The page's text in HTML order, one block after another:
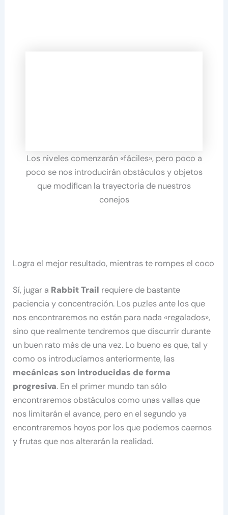
Los niveles comenzarán «fáciles», pero poco a
poco se nos introducirán obstáculos y objetos
que modifican la trayectoria de nuestros
conejos
Logra el mejor resultado, mientras te rompes el coco
Sí, jugar a Rabbit Trail requiere de bastante
paciencia y concentración. Los puzles ante los que
nos encontraremos no están para nada «regalados»,
sino que realmente tendremos que discurrir durante
un buen rato más de una vez. Lo bueno es que, tal y
como os introducíamos anteriormente, las
mecánicas son introducidas de forma
progresiva. En el primer mundo tan sólo
encontraremos obstáculos como unas vallas que
nos limitarán el avance, pero en el segundo ya
encontraremos hoyos por los que podemos caernos
y frutas que nos alterarán la realidad.